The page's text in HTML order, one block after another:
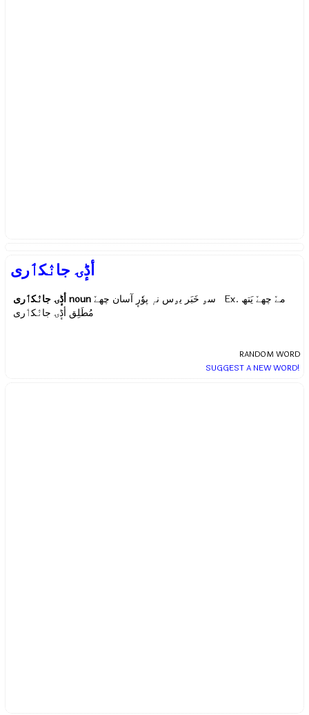
أڈٕۍ جانٛکٲری
أڈٕۍ جانٛکٲری noun سۄ خَبَر یۄس نہٕ پوٗرٕ آسان چھےٚ Ex. مےٚ چھےٚ یَتھ
مُطَلِق أڈٕۍ جانٛکٲری
RANDOM WORD
SUGGEST A NEW WORD!